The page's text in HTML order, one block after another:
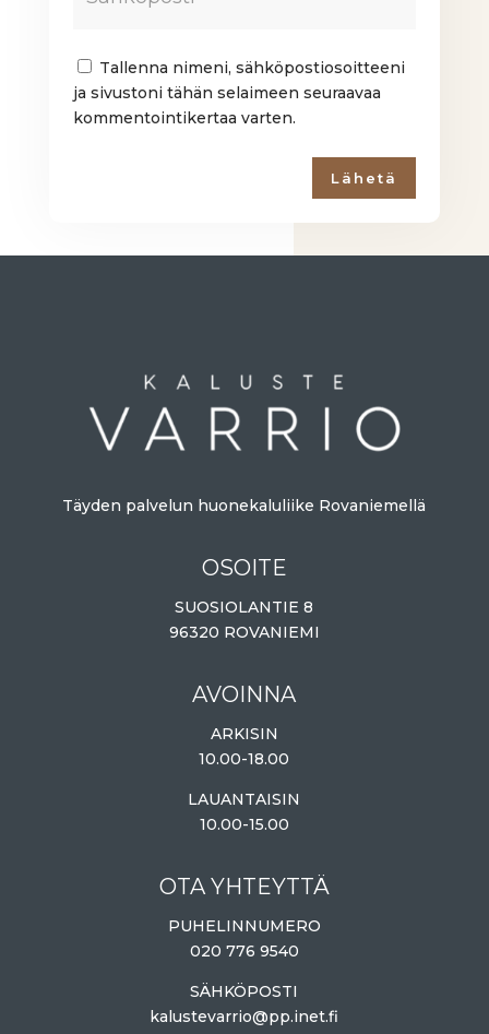
Tallenna nimeni, sähköpostiosoitteeni
ja sivustoni tähän selaimeen seuraavaa
kommentointikertaa varten.
Lähetä
Täyden palvelun huonekaluliike Rovaniemellä
OSOITE
SUOSIOLANTIE 8
96320 ROVANIEMI
AVOINNA
ARKISIN
10.00-18.00
LAUANTAISIN
10.00-15.00
OTA YHTEYTTÄ
PUHELINNUMERO
020 776 9540
SÄHKÖPOSTI
kalustevarrio@pp.inet.fi